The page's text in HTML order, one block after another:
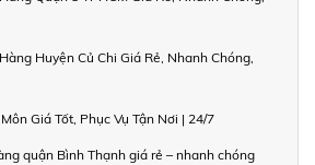
Huyện Củ Chi Giá Rẻ, Nhanh Chóng,
Giá Tốt, Phục Vụ Tận Nơi | 24/7
quận Bình Thạnh giá rẻ – nhanh chóng